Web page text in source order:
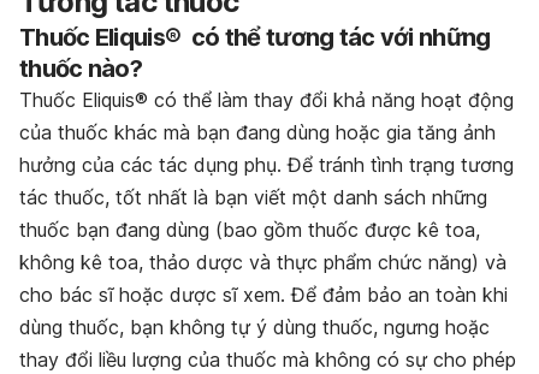
Thuốc Eliquis® có thể tương tác với những
thuốc nào?
Thuốc Eliquis® có thể làm thay đổi khả năng hoạt động
của thuốc khác mà bạn đang dùng hoặc gia tăng ảnh
hưởng của các tác dụng phụ. Để tránh tình trạng tương
tác thuốc, tốt nhất là bạn viết một danh sách những
thuốc bạn đang dùng (bao gồm thuốc được kê toa,
không kê toa, thảo dược và thực phẩm chức năng) và
cho bác sĩ hoặc dược sĩ xem. Để đảm bảo an toàn khi
dùng thuốc, bạn không tự ý dùng thuốc, ngưng hoặc
thay đổi liều lượng của thuốc mà không có sự cho phép